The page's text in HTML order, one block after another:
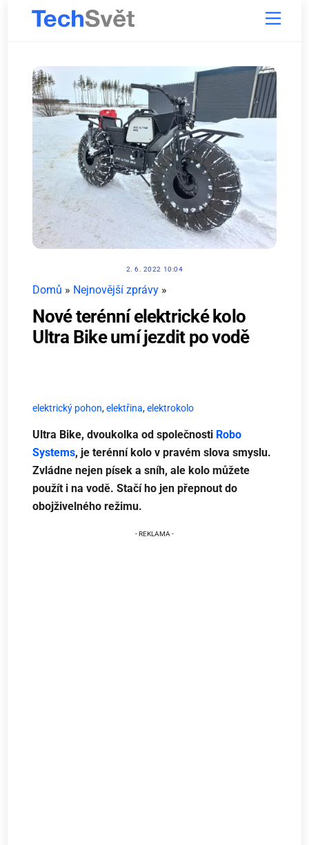
Menu
2. 6. 2022 10:04
Domů » Nejnovější zprávy »
Nové terénní elektrické kolo
Ultra Bike umí jezdit po vodě
elektrický pohon,elektřina,elektrokolo
Ultra Bike, dvoukolka od společnosti Robo
Systems, je terénní kolo v pravém slova smyslu.
Zvládne nejen písek a sníh, ale kolo můžete
použít i na vodě. Stačí ho jen přepnout do
obojživelného režimu.